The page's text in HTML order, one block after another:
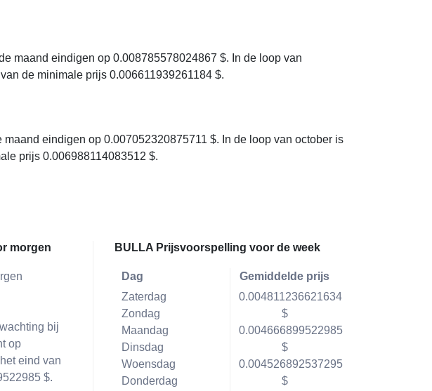
maand eindigen op 0.008785578024867 $. In de loop van
de minimale prijs 0.006611939261184 $.
eindigen op 0.007052320875711 $. In de loop van october is
prijs 0.006988114083512 $.
morgen
bij
op
eind van
$.
BULLA Prijsvoorspelling voor de week
Dag
Zaterdag
Zondag
Maandag
Dinsdag
Woensdag
Donderdag
Gemiddelde prijs
0.004811236621634
$
0.004666899522985
$
0.004526892537295
$